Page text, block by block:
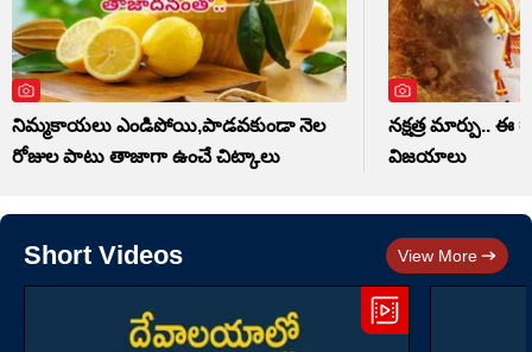
నిమ్మకాయలు ఎండిపోయి,పాడవకుండా నెల
రోజుల పాటు తాజాగా ఉంచే చిట్కాలు
నక్షత్ర మార్పు.. ఈ
విజయాలు
Short Videos View More